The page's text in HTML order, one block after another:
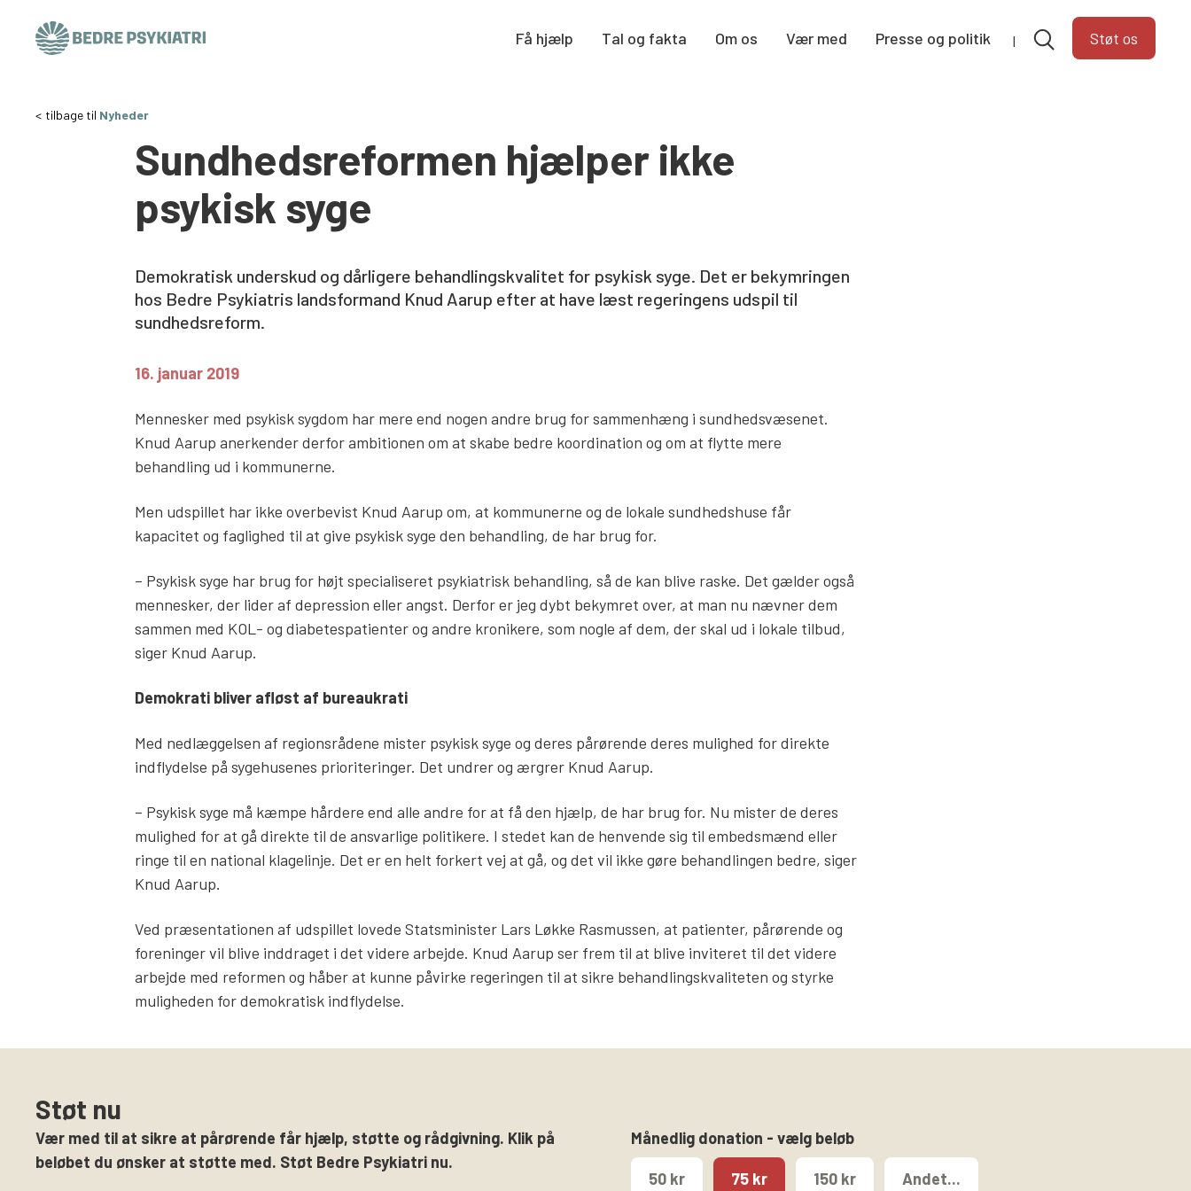
Få hjælp Tal og fakta Om os Vær med Presse og politik Støt os
tilbage til Nyheder
Sundhedsreformen hjælper ikke
psykisk syge
Demokratisk underskud og dårligere behandlingskvalitet for psykisk syge. Det er bekymringen
hos Bedre Psykiatris landsformand Knud Aarup efter at have læst regeringens udspil til
sundhedsreform.
16. januar 2019
Mennesker med psykisk sygdom har mere end nogen andre brug for sammenhæng i sundhedsvæsenet.
Knud Aarup anerkender derfor ambitionen om at skabe bedre koordination og om at flytte mere
behandling ud i kommunerne.
Men udspillet har ikke overbevist Knud Aarup om, at kommunerne og de lokale sundhedshuse får
kapacitet og faglighed til at give psykisk syge den behandling, de har brug for.
– Psykisk syge har brug for højt specialiseret psykiatrisk behandling, så de kan blive raske. Det gælder også
mennesker, der lider af depression eller angst. Derfor er jeg dybt bekymret over, at man nu nævner dem
sammen med KOL- og diabetespatienter og andre kronikere, som nogle af dem, der skal ud i lokale tilbud,
siger Knud Aarup.
Demokrati bliver afløst af bureaukrati
Med nedlæggelsen af regionsrådene mister psykisk syge og deres pårørende deres mulighed for direkte
indflydelse på sygehusenes prioriteringer. Det undrer og ærgrer Knud Aarup.
– Psykisk syge må kæmpe hårdere end alle andre for at få den hjælp, de har brug for. Nu mister de deres
mulighed for at gå direkte til de ansvarlige politikere. I stedet kan de henvende sig til embedsmænd eller
ringe til en national klagelinje. Det er en helt forkert vej at gå, og det vil ikke gøre behandlingen bedre, siger
Knud Aarup.
Ved præsentationen af udspillet lovede Statsminister Lars Løkke Rasmussen, at patienter, pårørende og
foreninger vil blive inddraget i det videre arbejde. Knud Aarup ser frem til at blive inviteret til det videre
arbejde med reformen og håber at kunne påvirke regeringen til at sikre behandlingskvaliteten og styrke
muligheden for demokratisk indflydelse.
Støt nu
Vær med til at sikre at pårørende får hjælp, støtte og rådgivning. Klik på
beløbet du ønsker at støtte med. Støt Bedre Psykiatri nu.
Månedlig donation - vælg beløb
50 kr 75 kr 150 kr Andet...